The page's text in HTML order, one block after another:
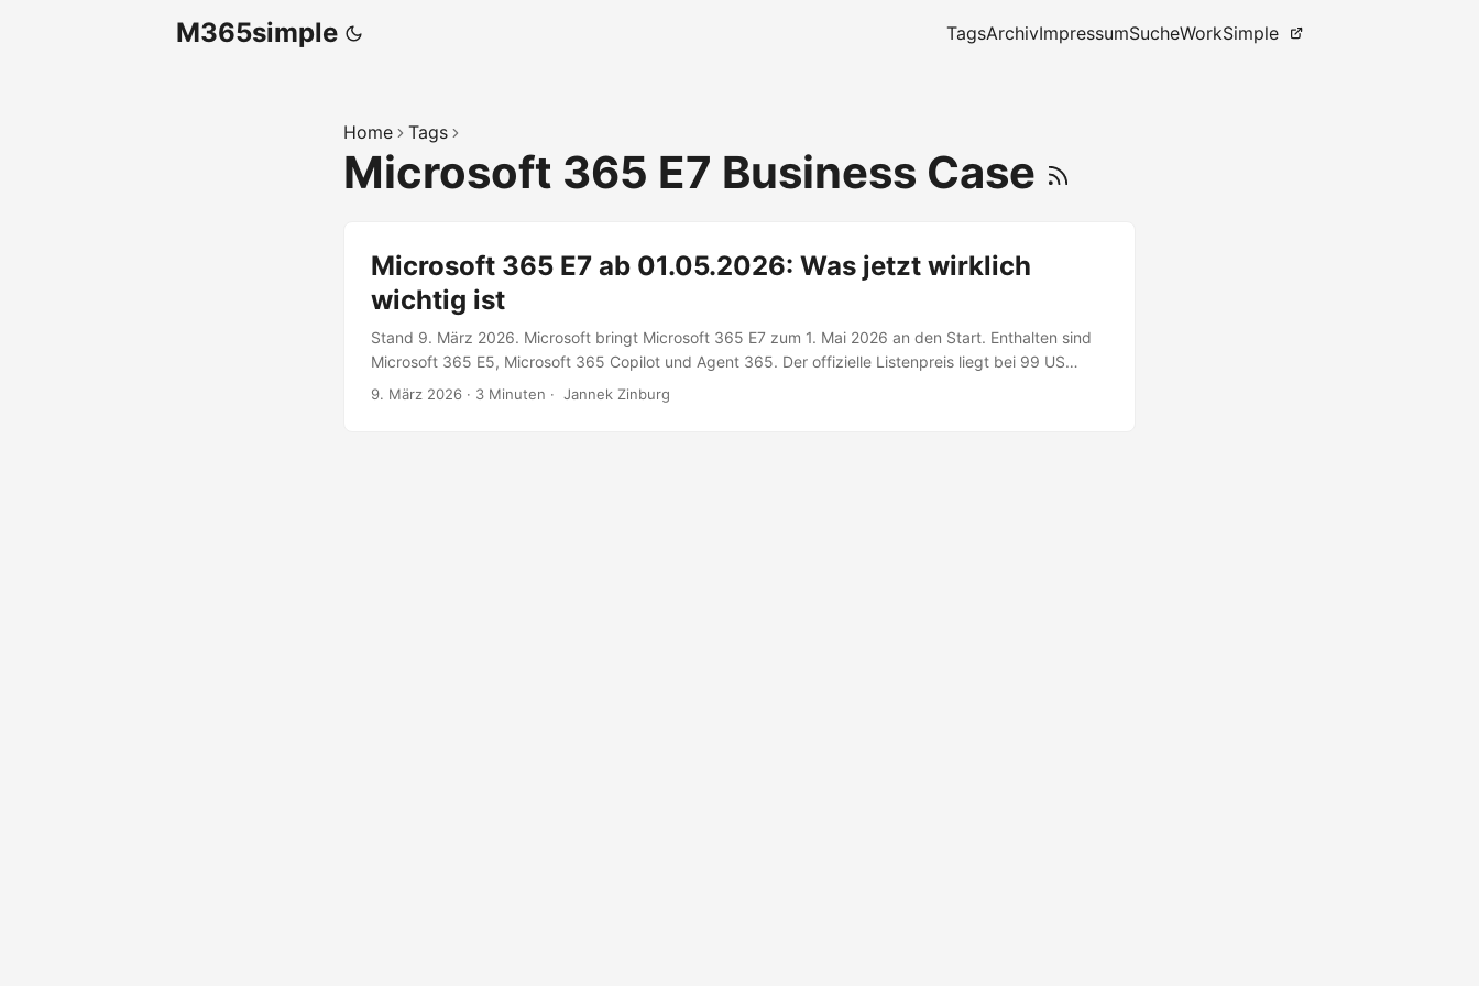
M365simple TagsArchivImpressumSucheWorkSimple
Home Tags
Microsoft 365 E7 Business Case
Microsoft 365 E7 ab 01.05.2026: Was jetzt wirklich
wichtig ist
Stand 9. März 2026. Microsoft bringt Microsoft 365 E7 zum 1. Mai 2026 an den Start. Enthalten sind
Microsoft 365 E5, Microsoft 365 Copilot und Agent 365. Der offizielle Listenpreis liegt bei 99 US
Dollar pro Nutzer und Monat. Zusätzlich nennt Microsoft die Entra Suite sowie weitere Funktionen aus
9. März 2026 · 3 Minuten · Jannek Zinburg